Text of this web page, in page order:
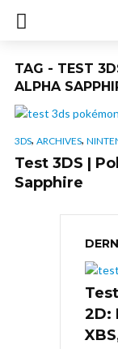
TAG - TEST
ALPHA
3DS, ARCHIVES,
Test 3DS |
Sapphire
2D: